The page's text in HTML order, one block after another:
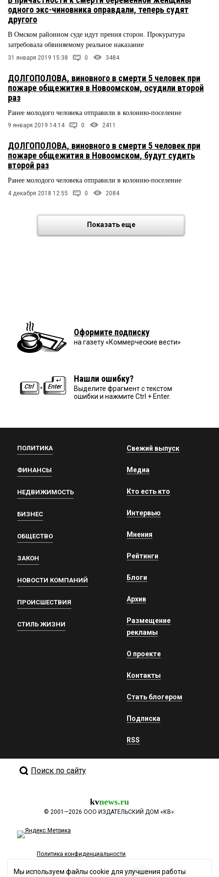
одного экс-чиновника оправдали, теперь судят
другого
В Омском районном суде идут прения сторон. Прокуратура
затребовала обвиняемому реальное наказание
31 января 2019 15:38 0 3484
ДОЛГОПОЛОВА, виновного в смерти 5 человек при
пожаре общежития в Новоомском, осудили второй
раз
Ранее молодого человека отправили в колонию-поселение
9 января 2019 14:14 0 2411
ДОЛГОПОЛОВА, виновного в смерти 5 человек при
пожаре общежития в Новоомском, будут судить
второй раз
Ранее молодого человека отправили в колонию-поселение
4 декабря 2018 12:55 0 2084
Показать еще
Оформите подписку
на газету «Коммерческие вести»
Нашли ошибку?
Выделите фрагмент с текстом
ошибки и нажмите Ctrl + Enter.
ПОЛИТИКА
ФИНАНСЫ
НЕДВИЖИМОСТЬ
БИЗНЕС
ОБЩЕСТВО
ЗАКОН
НОВОСТИ КОМПАНИЙ
ПРОИСШЕСТВИЯ
СТИЛЬ ЖИЗНИ
Свежий выпуск
Медиа
Кто есть кто
Интервью
Мнения
Рейтинги
Блоги
Архив
Размещение
рекламы
О проекте
Контакты
Стать блогером
Подписка
RSS
Поиск по сайту
kvnews.ru
© 2001—2026 ООО ИЗДАТЕЛЬСКИЙ ДОМ «КВ».
Политика конфиденциальности
Мы используем файлы cookie для улучшения работы